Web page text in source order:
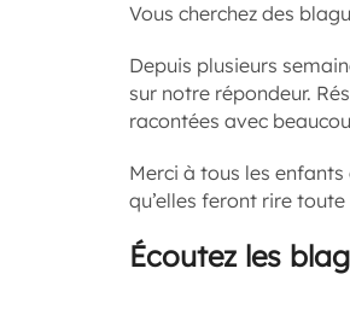
Vous cherchez des
Depuis plusieurs
sur notre répondeur.
racontées avec
Merci à tous les
qu’elles feront rire
Écoutez les